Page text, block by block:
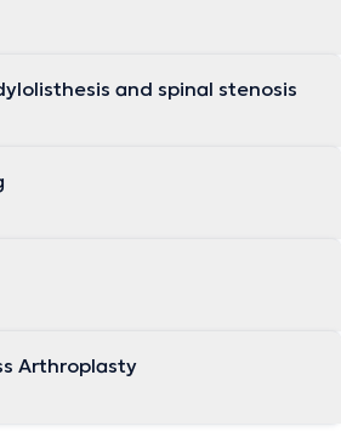
and spinal stenosis
Arthroplasty